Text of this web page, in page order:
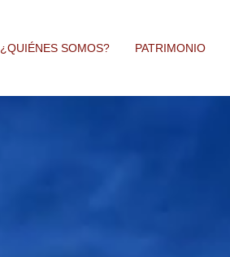
¿QUIÉNES SOMOS? PATRIMONIO